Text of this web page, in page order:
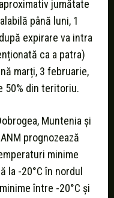
jumătate
până luni, 1
expirare va intra
ca a patra)
marți, 3 februarie,
50% din teritoriu.
Muntenia și
prognozează
minime
la -20°C în nordul
între -20°C și